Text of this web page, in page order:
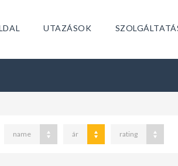
UTAZÁSOK
name ár rating